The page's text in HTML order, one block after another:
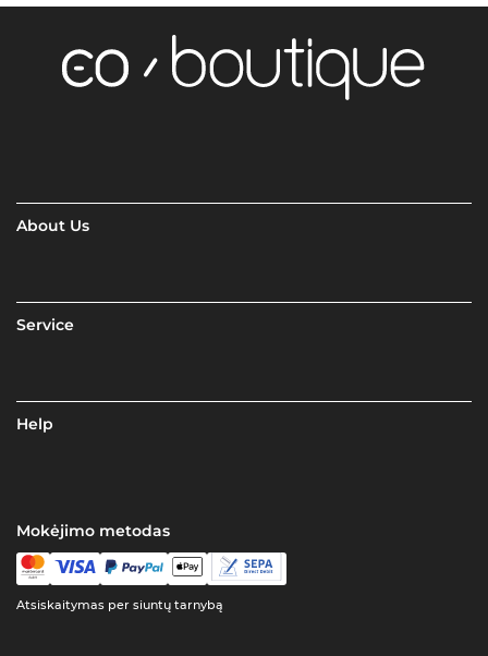
About Us
Service
Help
Mokėjimo metodas
Atsiskaitymas per siuntų tarnybą